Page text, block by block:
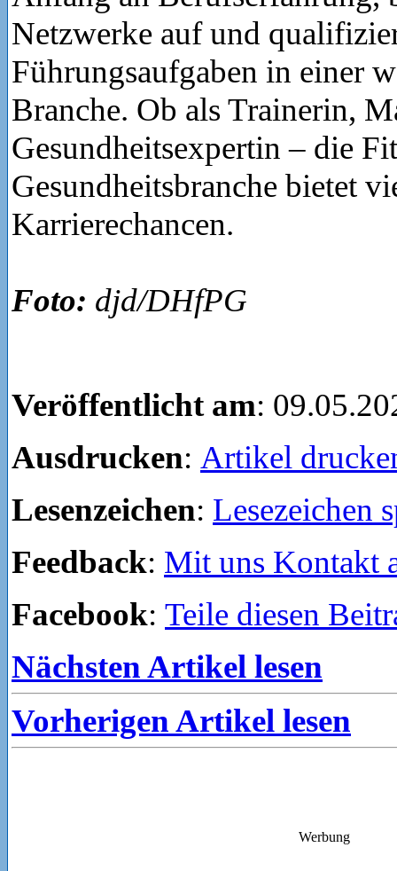
Netzwerke auf und
Führungsaufgaben in einer
Branche. Ob als Trainerin,
Gesundheitsexpertin – die
Gesundheitsbranche bietet
Karrierechancen.
Foto: djd/DHfPG
Veröffentlicht am:
Ausdrucken: Artikel
Lesenzeichen: Lesezeichen
Feedback: Mit uns Kontakt
Facebook: Teile diesen
Nächsten Artikel lesen
Vorherigen Artikel lesen
Werbung